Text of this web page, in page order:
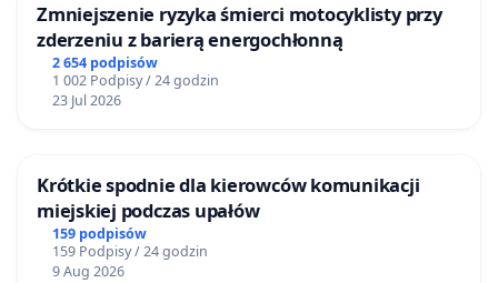
Zmniejszenie ryzyka śmierci motocyklisty przy
zderzeniu z barierą energochłonną
2 654 podpisów
1 002 Podpisy / 24 godzin
23 Jul 2026
Krótkie spodnie dla kierowców komunikacji
miejskiej podczas upałów
159 podpisów
159 Podpisy / 24 godzin
9 Aug 2026